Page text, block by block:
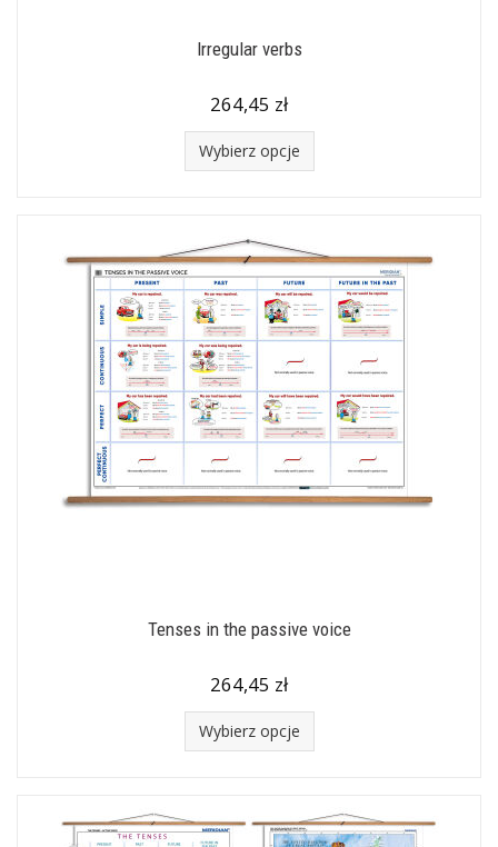
Irregular verbs
264,45 zł
Wybierz opcje
Tenses in the passive voice
264,45 zł
Wybierz opcje